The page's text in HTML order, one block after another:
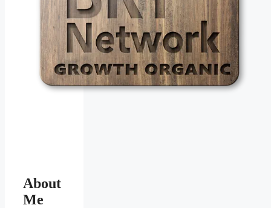
About
Me